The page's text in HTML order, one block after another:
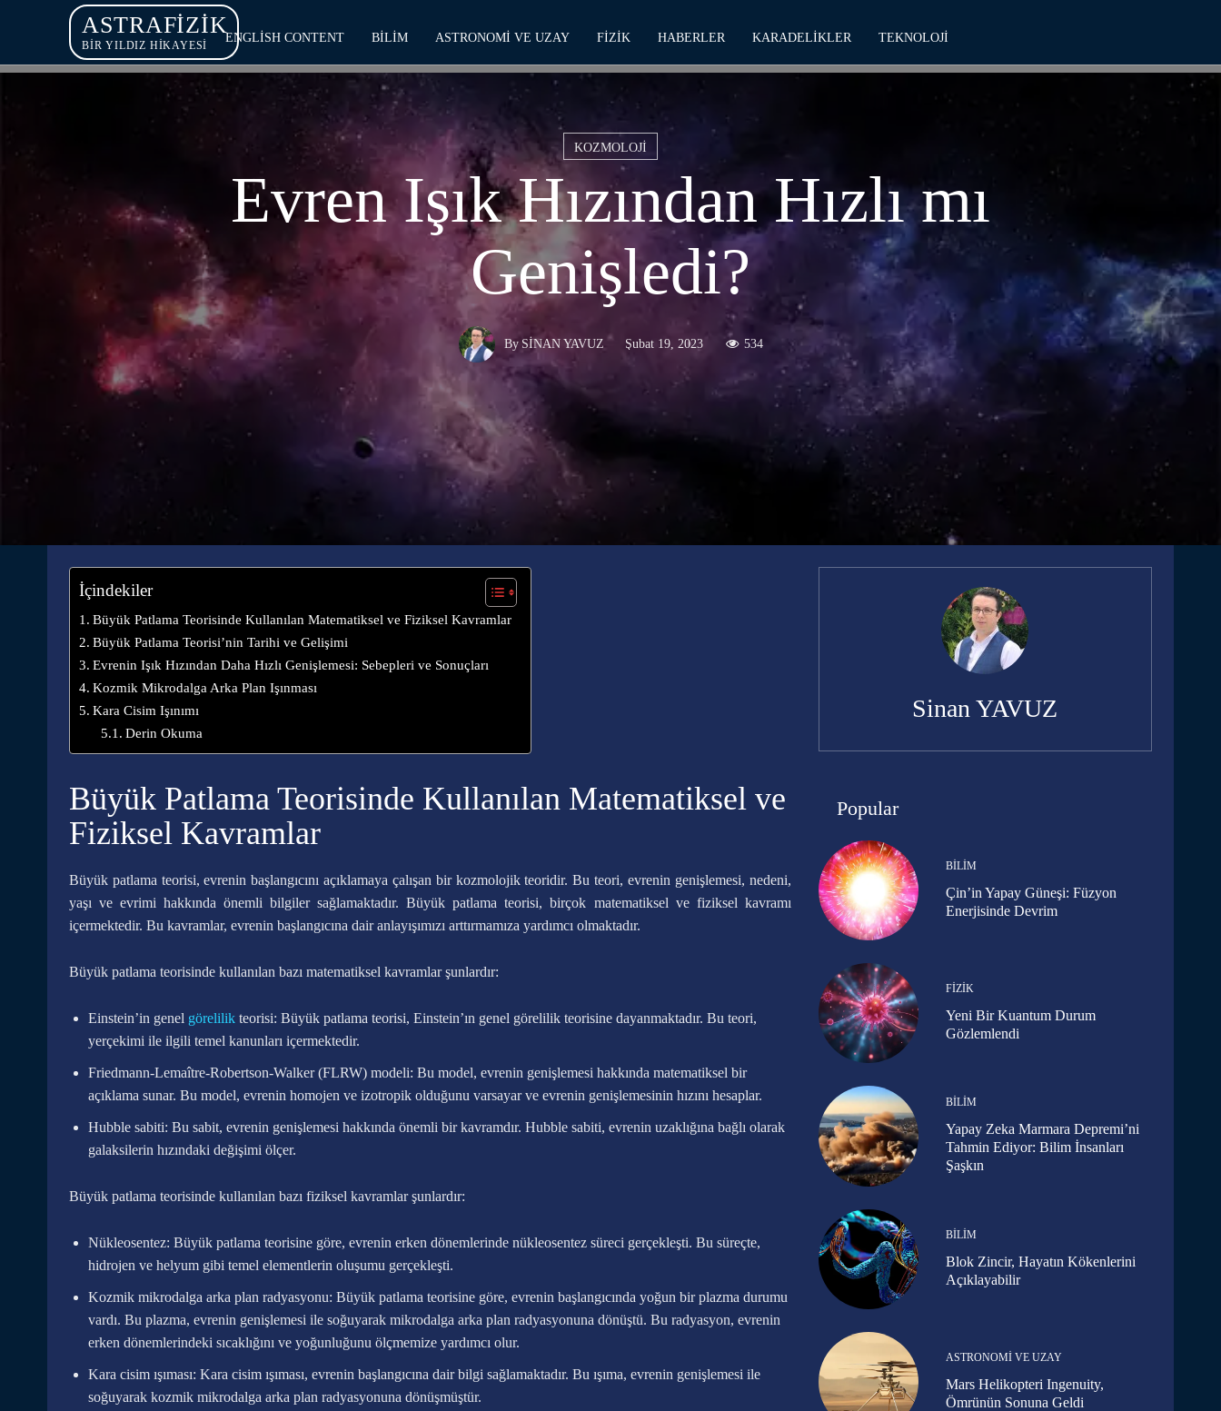
ASTRAFIZIK
BİR YILDIZ HİKAYESİ
ENGLISH CONTENT BILIM ASTRONOMI VE UZAY FIZIK HABERLER KARADELIKLER TEKNOLOJI
KOZMOLOJI
Evren Işık Hızından Hızlı mı
Genişledi?
By SINAN YAVUZ Şubat 19, 2023 534
İçindekiler
Büyük Patlama Teorisinde Kullanılan Matematiksel ve Fiziksel Kavramlar
Büyük Patlama Teorisi’nin Tarihi ve Gelişimi
Evrenin Işık Hızından Daha Hızlı Genişlemesi: Sebepleri ve Sonuçları
Kozmik Mikrodalga Arka Plan Işınması
Kara Cisim Işınımı
Derin Okuma
Büyük Patlama Teorisinde Kullanılan Matematiksel ve
Fiziksel Kavramlar
Büyük patlama teorisi, evrenin başlangıcını açıklamaya çalışan bir kozmolojik teoridir. Bu teori, evrenin genişlemesi, nedeni,
yaşı ve evrimi hakkında önemli bilgiler sağlamaktadır. Büyük patlama teorisi, birçok matematiksel ve fiziksel kavramı
içermektedir. Bu kavramlar, evrenin başlangıcına dair anlayışımızı arttırmamıza yardımcı olmaktadır.
Büyük patlama teorisinde kullanılan bazı matematiksel kavramlar şunlardır:
Einstein’in genel görelilik teorisi: Büyük patlama teorisi, Einstein’ın genel görelilik teorisine dayanmaktadır. Bu teori,
yerçekimi ile ilgili temel kanunları içermektedir.
Friedmann-Lemaître-Robertson-Walker (FLRW) modeli: Bu model, evrenin genişlemesi hakkında matematiksel bir
açıklama sunar. Bu model, evrenin homojen ve izotropik olduğunu varsayar ve evrenin genişlemesinin hızını hesaplar.
Hubble sabiti: Bu sabit, evrenin genişlemesi hakkında önemli bir kavramdır. Hubble sabiti, evrenin uzaklığına bağlı olarak
galaksilerin hızındaki değişimi ölçer.
Büyük patlama teorisinde kullanılan bazı fiziksel kavramlar şunlardır:
Nükleosentez: Büyük patlama teorisine göre, evrenin erken dönemlerinde nükleosentez süreci gerçekleşti. Bu süreçte,
hidrojen ve helyum gibi temel elementlerin oluşumu gerçekleşti.
Kozmik mikrodalga arka plan radyasyonu: Büyük patlama teorisine göre, evrenin başlangıcında yoğun bir plazma durumu
vardı. Bu plazma, evrenin genişlemesi ile soğuyarak mikrodalga arka plan radyasyonuna dönüştü. Bu radyasyon, evrenin
erken dönemlerindeki sıcaklığını ve yoğunluğunu ölçmemize yardımcı olur.
Kara cisim ışıması: Kara cisim ışıması, evrenin başlangıcına dair bilgi sağlamaktadır. Bu ışıma, evrenin genişlemesi ile
soğuyarak kozmik mikrodalga arka plan radyasyonuna dönüşmüştür.
Sinan YAVUZ
Popular
BILIM
Çin’in Yapay Güneşi: Füzyon
Enerjisinde Devrim
FIZIK
Yeni Bir Kuantum Durum
Gözlemlendi
BILIM
Yapay Zeka Marmara Depremi’ni
Tahmin Ediyor: Bilim İnsanları
Şaşkın
BILIM
Blok Zincir, Hayatın Kökenlerini
Açıklayabilir
ASTRONOMI VE UZAY
Mars Helikopteri Ingenuity,
Ömrünün Sonuna Geldi